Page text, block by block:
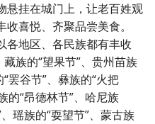
悬挂在城门上，让老百姓观
喜悦、齐聚品尝美食。
各地区、各民族都有丰收
族的“望果节”、贵州苗族
罢谷节”、彝族的“火把
的“昂德林节”、哈尼族
瑶族的“耍望节”、蒙古族